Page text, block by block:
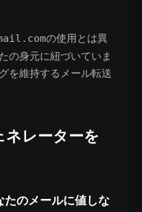
の使用とは異
の身元に紐づいていま
を維持するメール転送
ネレーターを
たのメールに値しな